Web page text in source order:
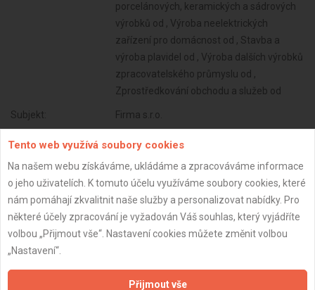
porcelánových, keramických a sádrových
výrobků od , Výroba neelektrických
zařízení pro domácnost od , Stavba a
výroba plavidel od , Výroba dalších výrobků
zpracovatelského průmyslu od ,
Zprostředkování obchodu a služeb od
Subjekt: Firma s.r.o.
DPH: Neplátce
Věk: 34 let
Datum registrace: 24.10.2023
Dostupnost:
Tento web využívá soubory cookies
Na našem webu získáváme, ukládáme a zpracováváme informace
o jeho uživatelích. K tomuto účelu využíváme soubory cookies, které
nám pomáhají zkvalitnit naše služby a personalizovat nabídky. Pro
některé účely zpracování je vyžadován Váš souhlas, který vyjádříte
volbou „Přijmout vše“. Nastavení cookies můžete změnit volbou
„Nastavení“.
Přijmout vše